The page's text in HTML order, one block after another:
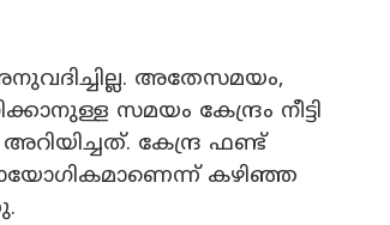
അതേസമയം,
സമയം കേന്ദ്രം നീട്ടി
കേന്ദ്ര ഫണ്ട്
കഴിഞ്ഞ